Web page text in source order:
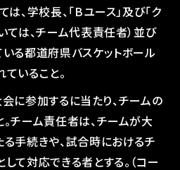
、学校長、「Bユース」及び「ク
ては、チーム代表責任者）並び
る都道府県バスケットボール
いること。
に参加するに当たり、チームの
チーム責任者は、チームが大
手続きや、試合時におけるチ
て対応できる者とする。（コー